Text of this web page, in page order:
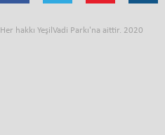
Her hakkı YeşilVadi Parkı'na aittir. 2020